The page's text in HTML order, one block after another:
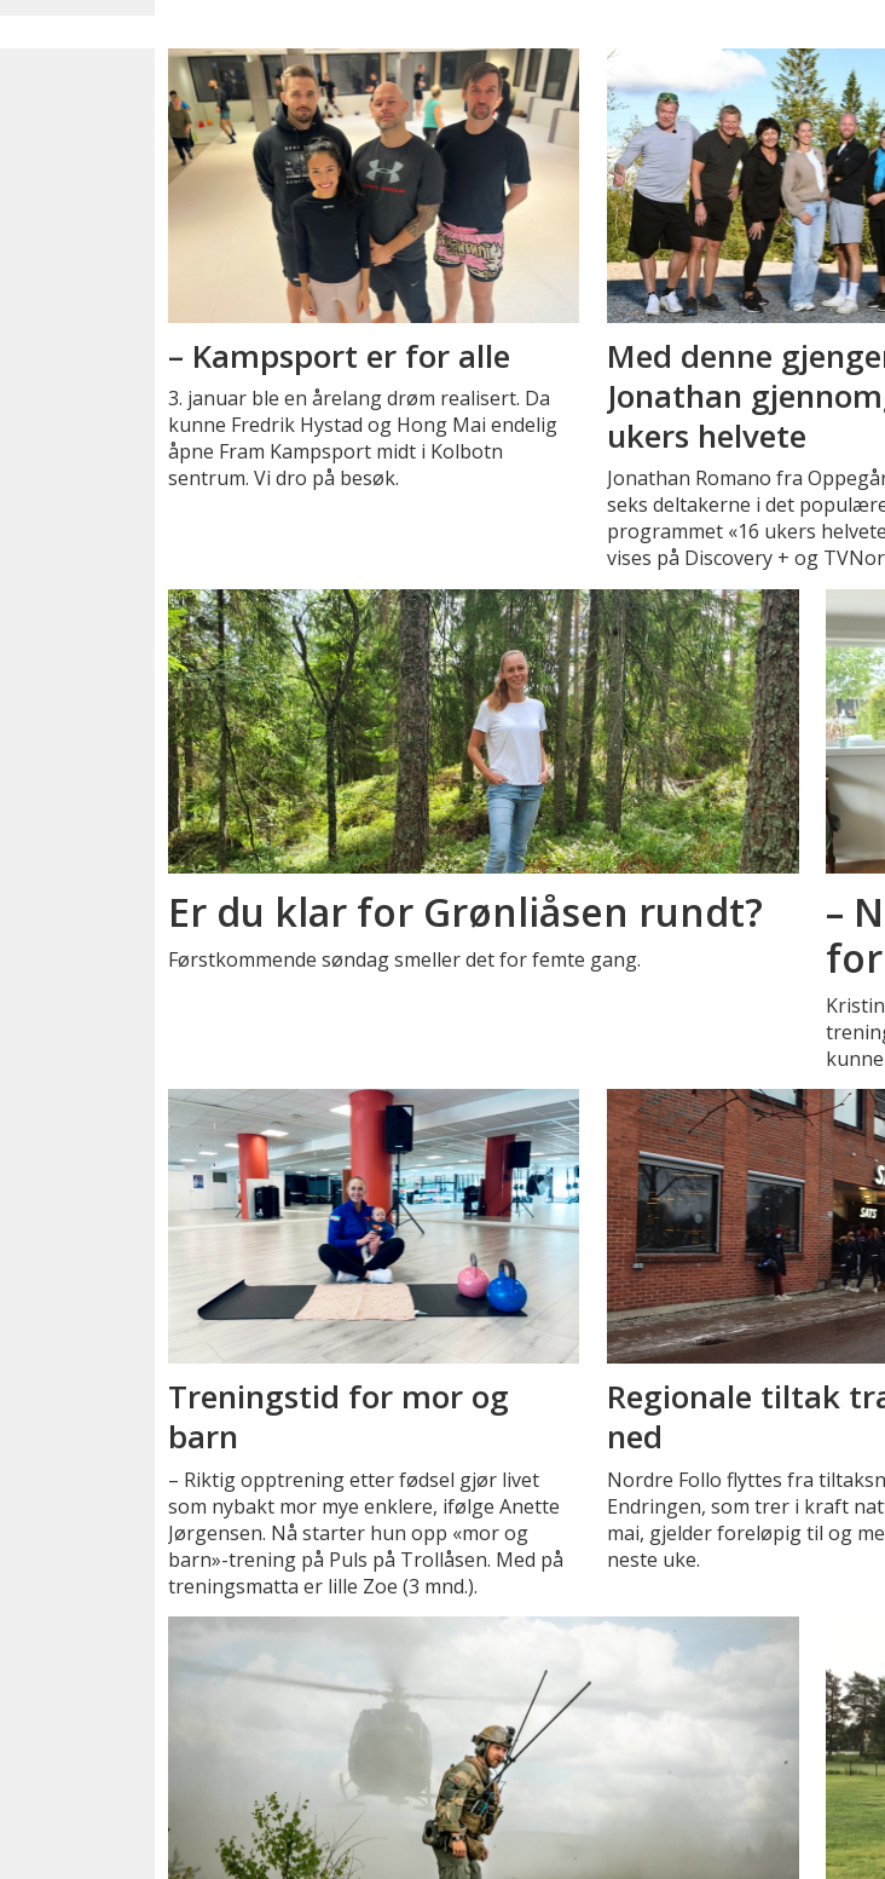
– Kampsport er for alle
3. januar ble en årelang drøm realisert. Da
kunne Fredrik Hystad og Hong Mai endelig
åpne Fram Kampsport midt i Kolbotn
sentrum. Vi dro på besøk.
Med denne
Jonathan
ukers helvete
Jonathan Romano fra
seks deltakerne i det
programmet «16 ukers
vises på Discovery + og
Er du klar for Grønliåsen rundt?
Førstkommende søndag smeller det for femte gang.
–
Treningstid for mor og
barn
– Riktig opptrening etter fødsel gjør livet
som nybakt mor mye enklere, ifølge Anette
Jørgensen. Nå starter hun opp «mor og
barn»-trening på Puls på Trollåsen. Med på
treningsmatta er lille Zoe (3 mnd.).
Regionale tiltak
ned
Nordre Follo flyttes fra
Endringen, som trer i kraft
mai, gjelder foreløpig til og
neste uke.